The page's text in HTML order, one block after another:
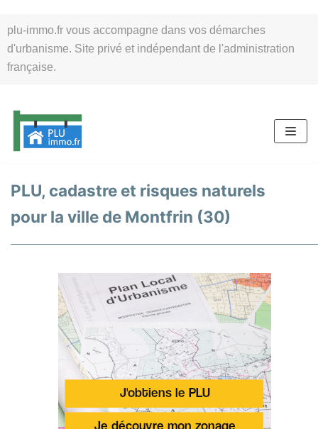
plu-immo.fr vous accompagne dans vos démarches
d'urbanisme. Site privé et indépendant de l'administration
française.
au
contenu
PLU, cadastre et risques naturels
pour la ville de Montfrin (30)